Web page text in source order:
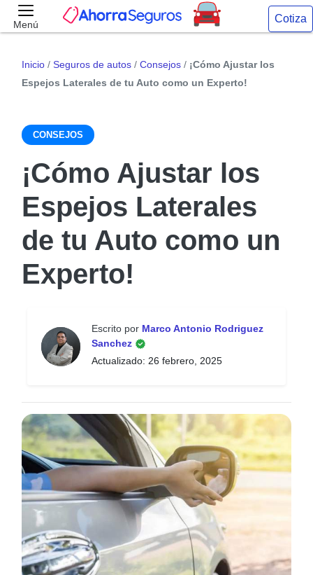
Menú Cotiza
Inicio / Seguros de autos / Consejos / ¡Cómo Ajustar los
Espejos Laterales de tu Auto como un Experto!
CONSEJOS
¡Cómo Ajustar los
Espejos Laterales
de tu Auto como un
Experto!
Escrito por Marco Antonio Rodriguez
Sanchez
Actualizado: 26 febrero, 2025